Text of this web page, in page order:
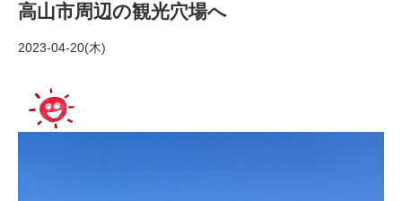
高山市周辺の観光穴場へ
2023-04-20(木)